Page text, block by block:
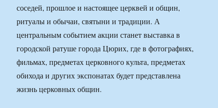
соседей, прошлое и настоящее церквей и общин,
ритуалы и обычаи, святыни и традиции. А
центральным событием акции станет выставка в
городской ратуше города Цюрих, где в фотографиях,
фильмах, предметах церковного культа, предметах
обихода и других экспонатах будет представлена
жизнь церковных общин.